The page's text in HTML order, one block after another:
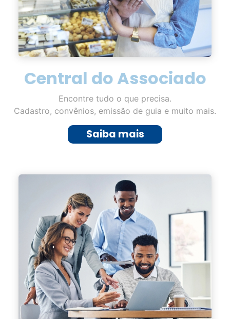
Central do Associado
Encontre tudo o que precisa.
Cadastro, convênios, emissão de guia e muito mais.
Saiba mais